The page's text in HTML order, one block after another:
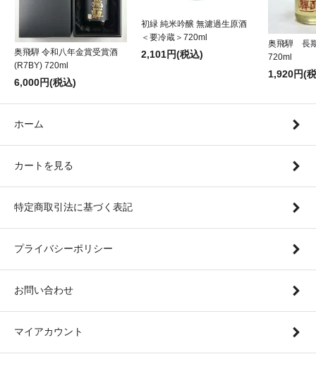
奥飛騨 令和八年金賞受賞酒
(R7BY) 720ml
6,000円(税込)
初緑 純米吟醸 無濾過生原酒
＜要冷蔵＞720ml
2,101円(税込)
奥飛騨 長
720ml
1,920円(
ホーム
カートを見る
特定商取引法に基づく表記
プライバシーポリシー
お問い合わせ
マイアカウント